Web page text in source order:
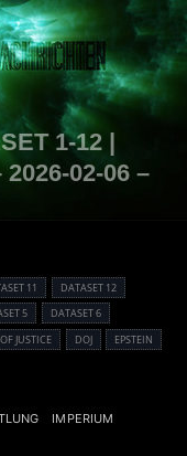
1-12 |
02-06 –
11
DATASET 12
5
DATASET 6
JUSTICE DOJ
EPSTEIN
IMPERIUM